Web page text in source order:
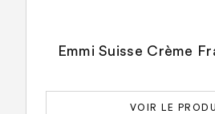
Emmi Suisse Crème
VOIR LE